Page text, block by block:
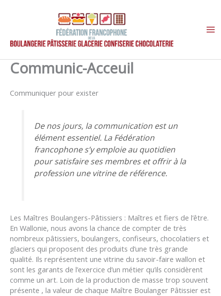
Communic-Acceuil
Communiquer pour exister
De nos jours, la communication est un
élément essentiel. La Fédération
francophone s’y emploie au quotidien
pour satisfaire ses membres et offrir à la
profession une vitrine de référence.
Les Maîtres Boulangers-Pâtissiers : Maîtres et fiers de l’être.
En Wallonie, nous avons la chance de compter de très
nombreux pâtissiers, boulangers, confiseurs, chocolatiers et
glaciers qui proposent des produits d’une très grande
qualité. Ils représentent une vitrine du savoir-faire wallon et
sont les garants de l’exercice d’un métier qu’ils considèrent
comme un art. Loin de la production de masse trop souvent
présente , la valeur de chaque Maître Boulanger Pâtissier est